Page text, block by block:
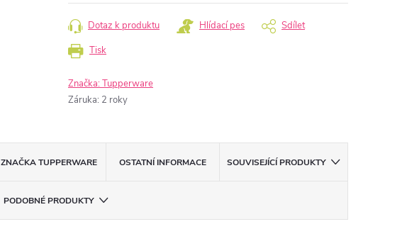
Tisk
Dotaz k produktu Hlídací pes Sdílet
Značka:Tupperware
Záruka: 2 roky
ZNAČKATUPPERWARE OSTATNÍ INFORMACE SOUVISEJÍCÍ PRODUKTY
PODOBNÉ PRODUKTY